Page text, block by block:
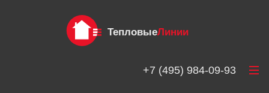
ТепловыеЛинии
+7 (495) 984-09-93